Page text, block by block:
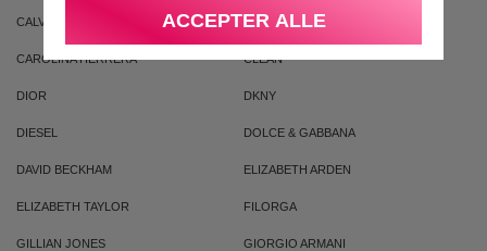
ACCEPTER ALLE
CALVIN KLEIN CACHAREL
CAROLINA HERRERA CLEAN
DIOR DKNY
DIESEL DOLCE & GABBANA
DAVID BECKHAM ELIZABETH ARDEN
ELIZABETH TAYLOR FILORGA
GILLIAN JONES GIORGIO ARMANI